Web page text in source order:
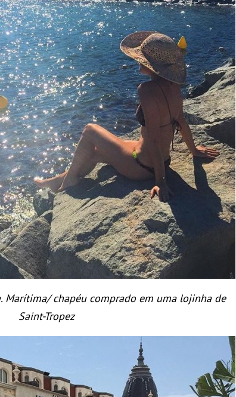
Marítima/ chapéu comprado em uma lojinha de
Saint-Tropez